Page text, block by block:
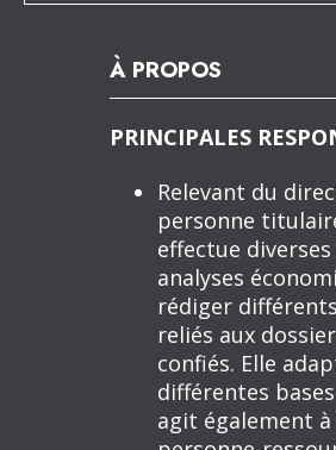
À PROPOS
PRINCIPALES
Relevant du
personne
effectue
analyses
rédiger
reliés aux
confiés. Elle
différentes
agit également